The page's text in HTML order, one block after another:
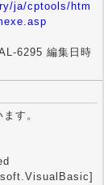
ja/cptools/htm
6295 編集日時
す。